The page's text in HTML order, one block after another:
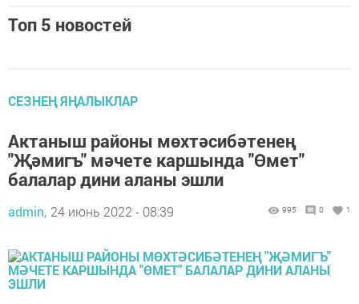
Топ 5 новостей
СЕЗНЕҢ ЯҢАЛЫКЛАР
Актаныш районы мөхтәсибәтенең
"Җәмигъ" мәчете каршында "Өмет"
балалар дини аланы эшли
admin, 24 июнь 2022 - 08:39 995 0 1